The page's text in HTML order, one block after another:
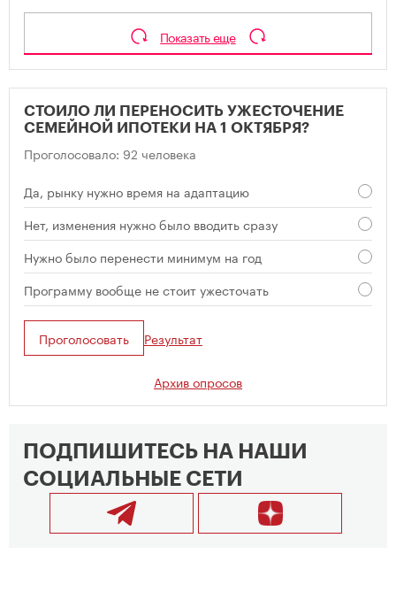
Показать еще
СТОИЛО ЛИ ПЕРЕНОСИТЬ УЖЕСТОЧЕНИЕ
СЕМЕЙНОЙ ИПОТЕКИ НА 1 ОКТЯБРЯ?
Проголосовало: 92 человека
Да, рынку нужно время на адаптацию
Нет, изменения нужно было вводить сразу
Нужно было перенести минимум на год
Программу вообще не стоит ужесточать
Проголосовать Результат
Архив опросов
ПОДПИШИТЕСЬ НА НАШИ
СОЦИАЛЬНЫЕ СЕТИ